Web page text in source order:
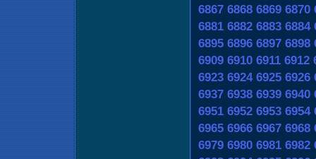
6867 6868 6869 6870
6881 6882 6883 6884
6895 6896 6897 6898
6909 6910 6911 6912
6923 6924 6925 6926
6937 6938 6939 6940
6951 6952 6953 6954
6965 6966 6967 6968
6979 6980 6981 6982